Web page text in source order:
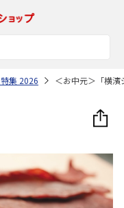
集 2026 ＜お中元＞「横濱